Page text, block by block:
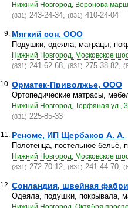
Нижний Новгород, Воронова
(831) 243-24-34, (831) 410-24-04
9. Мягкий сон, ООО
Подушки, одеяла, матрацы,
Нижний Новгород, Московское
(831) 241-62-68, (831) 275-38-82,
10. Орматек-Приволжье, ООО
Ортопедические матрасы,
Нижний Новгород, Торфяная ул.,
(831) 225-85-33
11. Реноме, ИП Щербаков А. А.
Полотенца, постельное бельё,
Нижний Новгород, Московское
(831) 272-70-12, (831) 241-44-70,
12. Сонландия, швейная
Одеяла, подушки, покрывала,